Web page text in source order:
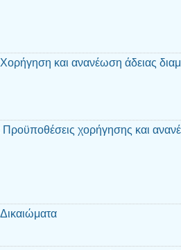
και ανανέωση άδειας
χορήγησης και